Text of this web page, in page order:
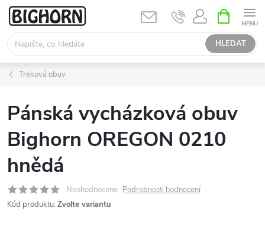
Přejít
obsah
HLEDAT
NÁKUPNÍ
KOŠÍK
Treková obuv
Pánská vycházková obuv
Bighorn OREGON 0210
hnědá
Neohodnoceno Podrobnosti hodnocení
Kód produktu: Zvolte variantu